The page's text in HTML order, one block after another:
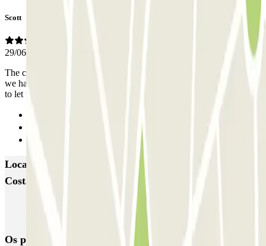
Scott
29/06/2026
The car park did not let us enter or exit several times, even though
we had booked for the week. The attendant was very helpful though
to let us in and out.
Locais e eventos interessantes próximos de CLÜBO
Costa Adeje – Playa La Pinta
Reservar parque de estacionamento em Aeroporto de Tenerife Sul
Os parques de estacionamento mais reservados